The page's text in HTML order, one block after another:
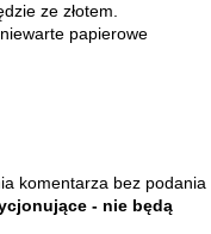
ze złotem.
papierowe
komentarza bez podania
- nie będą